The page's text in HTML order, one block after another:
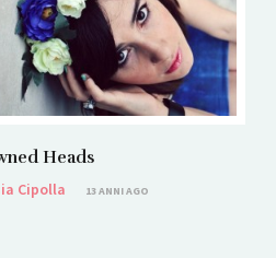
Heads
Cipolla
13 ANNI AGO